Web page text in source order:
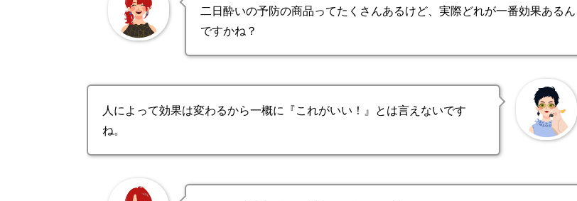
二日酔いの予防の商品ってたくさんあるけど、実際どれが一番効果あるん
ですかね？
人によって効果は変わるから一概に『これがいい！』とは言えないです
ね。